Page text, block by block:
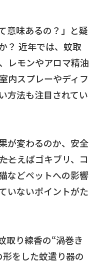
意味あるの？」と疑
？ 近年では、蚊取
レモンやアロマ精油
内スプレーやディフ
方法も注目されてい
が変わるのか、安全
とえばゴキブリ、コ
などペットへの影響
いないポイントがた
取り線香の“渦巻き
をした蚊遣り器の